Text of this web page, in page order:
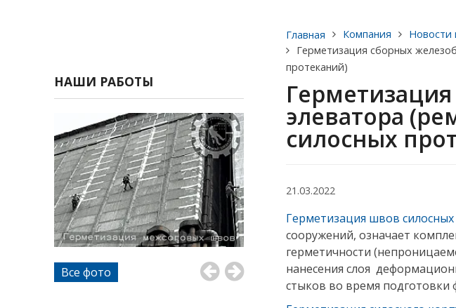
НАШИ РАБОТЫ
Все фото
Главная Компания
Новости
Герметизация сборных
протеканий) ​
элеватора
силосных
21.03.2022
Герметизация швов
сооружений, означает
герметичности
нанесения слоя
стыков во время подготовки